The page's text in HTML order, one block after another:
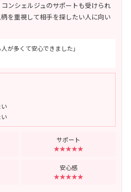
ンシェルジュのサポートも受けられ
を重視して相手を探したい人に向い
が多くて安心できました」
サポート
★★★★★
安心感
★★★★★